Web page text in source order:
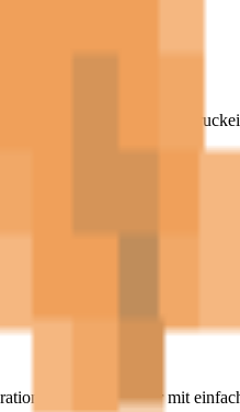
herunterzuladen und
digitaler Künstler mit